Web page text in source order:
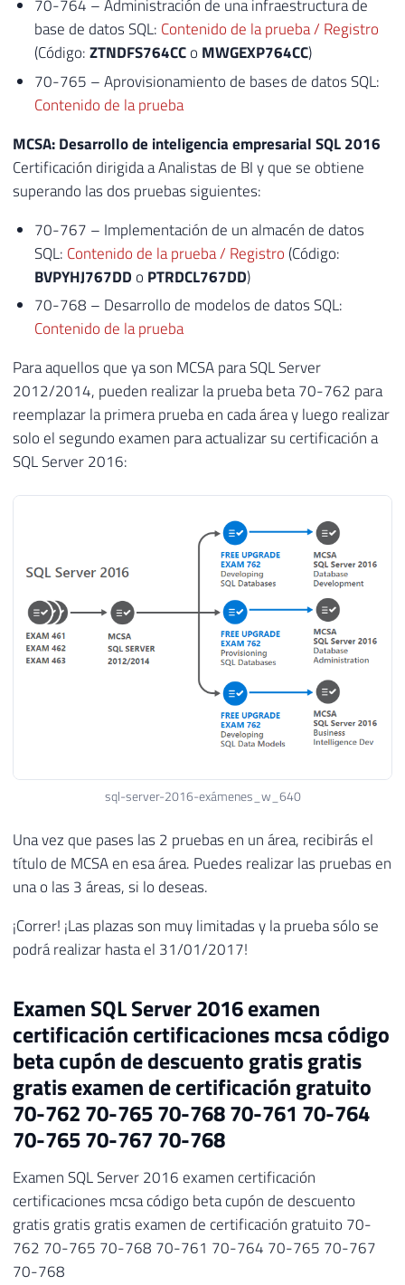
70-764 – Administración de una infraestructura de
base de datos SQL: Contenido de la prueba / Registro
(Código:ZTNDFS764CCo MWGEXP764CC)
70-765 – Aprovisionamiento de bases de datos SQL:
Contenido de la prueba
MCSA: Desarrollo de inteligencia empresarial SQL 2016
Certificación dirigida a Analistas de BI y que se obtiene
superando las dos pruebas siguientes:
70-767 – Implementación de un almacén de datos
SQL: Contenido de la prueba / Registro (Código:
BVPYHJ767DD o PTRDCL767DD)
70-768 – Desarrollo de modelos de datos SQL:
Contenido de la prueba
Para aquellos que ya son MCSA para SQL Server
2012/2014, pueden realizar la prueba beta 70-762 para
reemplazar la primera prueba en cada área y luego realizar
solo el segundo examen para actualizar su certificación a
SQL Server 2016:
sql-server-2016-exámenes_w_640
Una vez que pases las 2 pruebas en un área, recibirás el
título de MCSA en esa área. Puedes realizar las pruebas en
una o las 3 áreas, si lo deseas.
¡Correr! ¡Las plazas son muy limitadas y la prueba sólo se
podrá realizar hasta el 31/01/2017!
Examen SQL Server 2016 examen
certificación certificaciones mcsa código
beta cupón de descuento gratis gratis
gratis examen de certificación gratuito
70-762 70-765 70-768 70-761 70-764
70-765 70-767 70-768
Examen SQL Server 2016 examen certificación
certificaciones mcsa código beta cupón de descuento
gratis gratis gratis examen de certificación gratuito 70-
762 70-765 70-768 70-761 70-764 70-765 70-767
70-768